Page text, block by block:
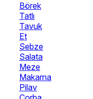
Börek
Tatlı
Tavuk
Et
Sebze
Salata
Meze
Makarna
Pilav